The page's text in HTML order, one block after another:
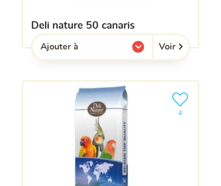
deli nature 50 canaris
Ajouter à
l'une de mes listes. Voir
4
Ajouter le